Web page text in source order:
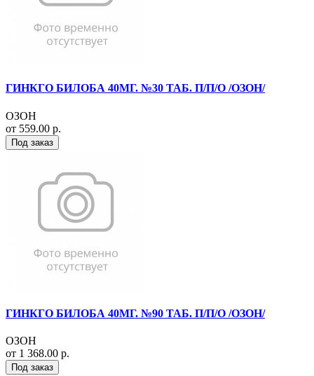
ГИНКГО БИЛОБА 40МГ. №30 ТАБ. П/П/О /ОЗОН/
ОЗОН
от 559.00 р.
Под заказ
ГИНКГО БИЛОБА 40МГ. №90 ТАБ. П/П/О /ОЗОН/
ОЗОН
от 1 368.00 р.
Под заказ